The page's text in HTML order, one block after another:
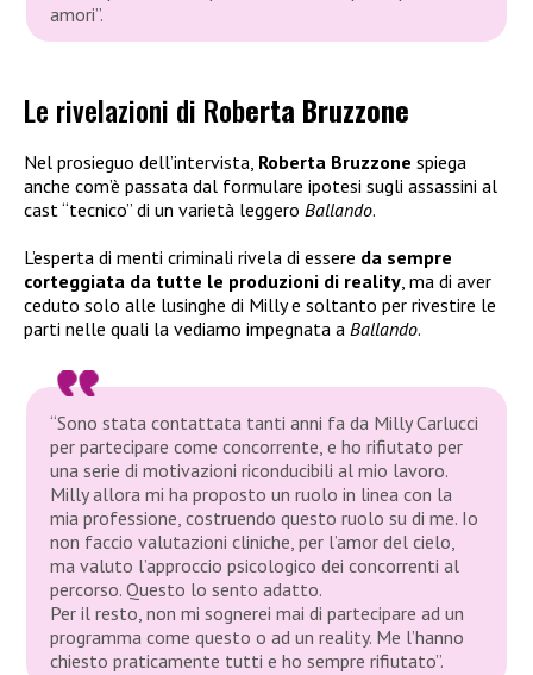
amori”.
Le rivelazioni di Roberta Bruzzone
Nel prosieguo dell’intervista, Roberta Bruzzone spiega
anche com’è passata dal formulare ipotesi sugli assassini al
cast “tecnico” di un varietà leggero Ballando.
L’esperta di menti criminali rivela di essere da sempre
corteggiata da tutte le produzioni di reality , ma di aver
ceduto solo alle lusinghe di Milly e soltanto per rivestire le
parti nelle quali la vediamo impegnata a Ballando.
“Sono stata contattata tanti anni fa da Milly Carlucci
per partecipare come concorrente, e ho rifiutato per
una serie di motivazioni riconducibili al mio lavoro.
Milly allora mi ha proposto un ruolo in linea con la
mia professione, costruendo questo ruolo su di me. Io
non faccio valutazioni cliniche, per l’amor del cielo,
ma valuto l’approccio psicologico dei concorrenti al
percorso. Questo lo sento adatto.
Per il resto, non mi sognerei mai di partecipare ad un
programma come questo o ad un reality. Me l’hanno
chiesto praticamente tutti e ho sempre rifiutato”.